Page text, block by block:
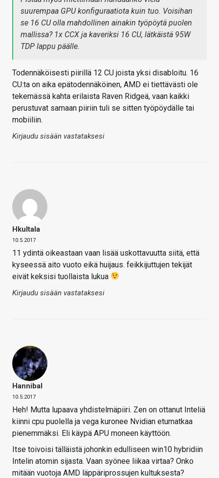
suurempaa GPU konfiguraatiota kuin tuo. Voisihan
se 16 CU olla mahdollinen ainakin työpöytä puolen
mallissa? 1x CCX ja kaveriksi 16 CU, lätkäistä 95W
TDP lappu päälle.
Todennäköisesti piirillä 12 CU joista yksi disabloitu. 16
CU:ta on aika epätodennäköinen, AMD ei tiettävästi ole
tekemässä kahta erilaista Raven Ridgeä, vaan kaikki
perustuvat samaan piiriin tuli se sitten työpöydälle tai
mobiiliin.
Kirjaudu sisään vastataksesi
Hkultala
10.5.2017
11 ydintä oikeastaan vaan lisää uskottavuutta siitä, että
kyseessä aito vuoto eikä huijaus. feikkijuttujen tekijät
eivät keksisi tuollaista lukua
Kirjaudu sisään vastataksesi
Hannibal
10.5.2017
Heh! Mutta lupaava yhdistelmäpiiri. Zen on ottanut Inteliä
kiinni cpu puolella ja vega kuronee Nvidian etumatkaa
pienemmäksi. Eli käypä APU moneen käyttöön.
Itse toivoisi tälläistä johonkin edulliseen win10 hybridiin
Intelin atomin sijasta. Vaan syönee liikaa virtaa? Onko
mitään vuotoja AMD läppäriprossujen kultuksesta?